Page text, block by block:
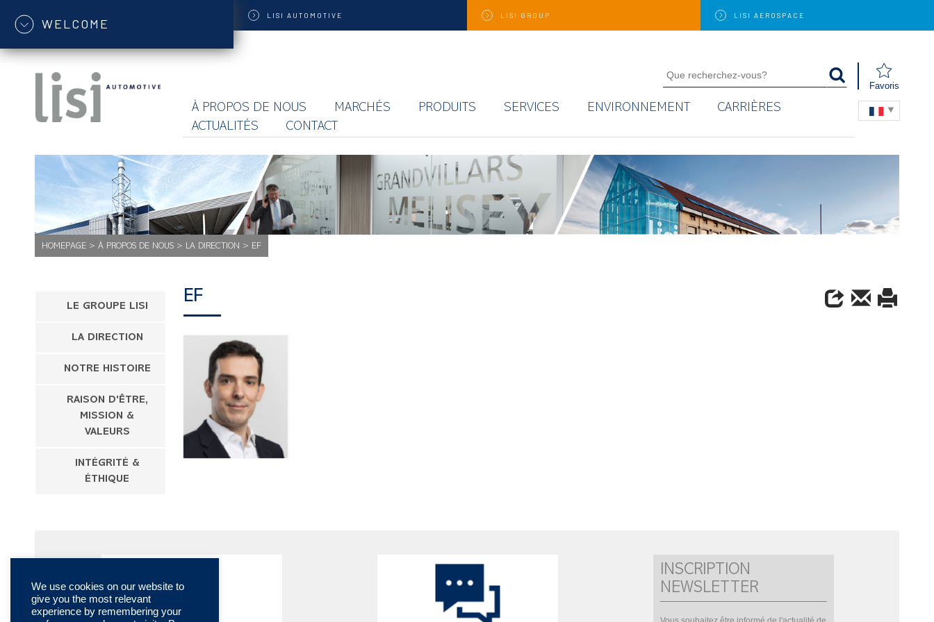
WELCOME
LISI AUTOMOTIVE LISI GROUP LISI AEROSPACE
Favoris
À PROPOS DE NOUS MARCHÉS PRODUITS SERVICES ENVIRONNEMENT
CARRIÈRES
ACTUALITÉS
CONTACT
HOMEPAGE > À PROPOS DE NOUS > LA DIRECTION > EF
LE GROUPE LISI
LA DIRECTION
NOTRE HISTOIRE
RAISON D'ÊTRE,
MISSION &
VALEURS
INTÉGRITÉ &
ÉTHIQUE
EF
INSCRIPTION
NEWSLETTER
We use cookies on our website to
give you the most relevant
experience by remembering your